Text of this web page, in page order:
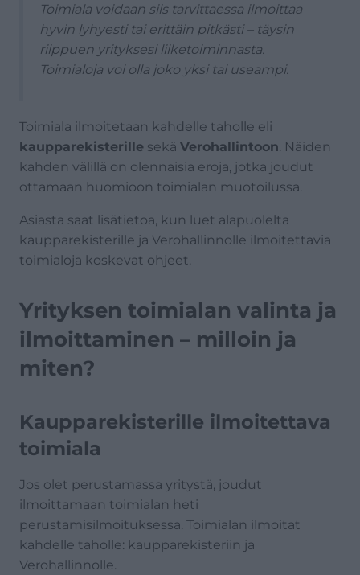
Toimiala voidaan siis tarvittaessa ilmoittaa
hyvin lyhyesti tai erittäin pitkästi – täysin
riippuen yrityksesi liiketoiminnasta.
Toimialoja voi olla joko yksi tai useampi.
Toimiala ilmoitetaan kahdelle taholle eli
kaupparekisterille sekä Verohallintoon . Näiden
kahden välillä on olennaisia eroja, jotka joudut
ottamaan huomioon toimialan muotoilussa.
Asiasta saat lisätietoa, kun luet alapuolelta
kaupparekisterille ja Verohallinnolle ilmoitettavia
toimialoja koskevat ohjeet.
Yrityksen toimialan valinta ja
ilmoittaminen – milloin ja
miten?
Kaupparekisterille ilmoitettava
toimiala
Jos olet perustamassa yritystä, joudut
ilmoittamaan toimialan heti
perustamisilmoituksessa. Toimialan ilmoitat
kahdelle taholle: kaupparekisteriin ja
Verohallinnolle.